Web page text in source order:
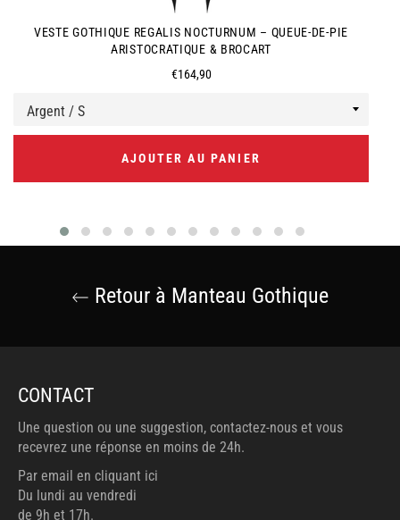
VESTE GOTHIQUE REGALIS NOCTURNUM – QUEUE-DE-PIE
ARISTOCRATIQUE & BROCART
Prix
€164,90
AJOUTER AU PANIER
Retour à Manteau Gothique
CONTACT
Une question ou une suggestion, contactez-nous et vous
recevrez une réponse en moins de 24h.
Par email en cliquant ici
Du lundi au vendredi
de 9h et 17h.